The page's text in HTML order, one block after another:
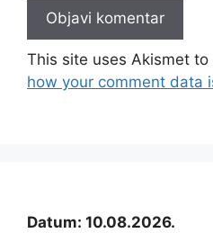
This site uses Akismet to
how your comment data
Datum: 10.08.2026.